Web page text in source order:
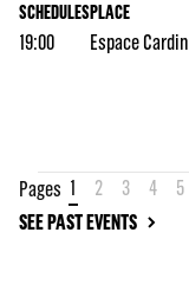
SCHEDULES
19:00
PLACE
Espace Cardin
Pages 1 2 3 4
5
SEE PAST EVENTS